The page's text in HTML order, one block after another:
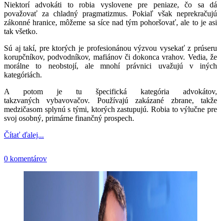
Niektorí advokáti to robia vyslovene pre peniaze, čo sa dá
považovať za chladný pragmatizmus. Pokiaľ však neprekračujú
zákonné hranice, môžeme sa síce nad tým pohoršovať, ale to je asi
tak všetko.
Sú aj takí, pre ktorých je profesionánou výzvou vysekať z prúseru
korupčníkov, podvodníkov, mafiánov či dokonca vrahov. Vedia, že
morálne to neobstojí, ale mnohí právnici uvažujú v iných
kategóriách.
A potom je tu špecifická kategória advokátov,
takzvaných vybavovačov. Používajú zakázané zbrane, takže
medzičasom splynú s tými, ktorých zastupujú. Robia to výlučne pre
svoj osobný, primárne finančný prospech.
Čítať ďalej...
0 komentárov